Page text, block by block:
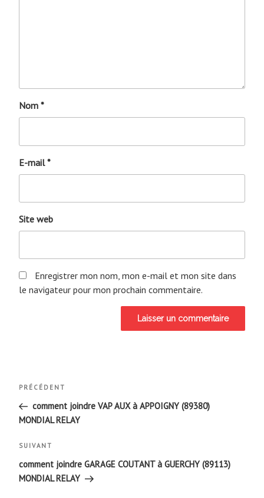
Nom *
E-mail*
Site web
Enregistrer mon nom, mon e-mail et mon site dans
le navigateur pour mon prochain commentaire.
Navigation
de
l’article
Article
précédent
PRÉCÉDENT
comment joindre VAP AUX à APPOIGNY (89380)
MONDIAL RELAY
Article
suivant
SUIVANT
comment joindre GARAGE COUTANT à GUERCHY (89113)
MONDIAL RELAY